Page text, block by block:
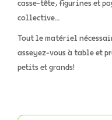
casse-tête, figurines et
collective…
Tout le matériel
asseyez-vous à table et
petits et grands!